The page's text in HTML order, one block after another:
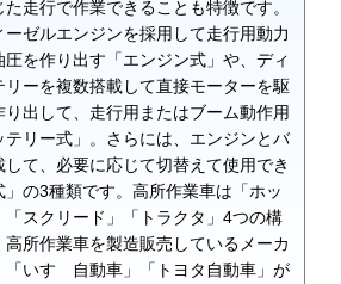
走行で作業できることも特徴です。
ゼルエンジンを採用して走行用動力
を作り出す「エンジン式」や、ディ
リーを複数搭載して直接モーターを駆
出して、走行用またはブーム動作用
リー式」。さらには、エンジンとバ
て、必要に応じて切替えて使用でき
の3種類です。高所作業車は「ホッ
スクリード」「トラクタ」4つの構
所作業車を製造販売しているメーカ
「いすゞ自動車」「トヨタ自動車」が